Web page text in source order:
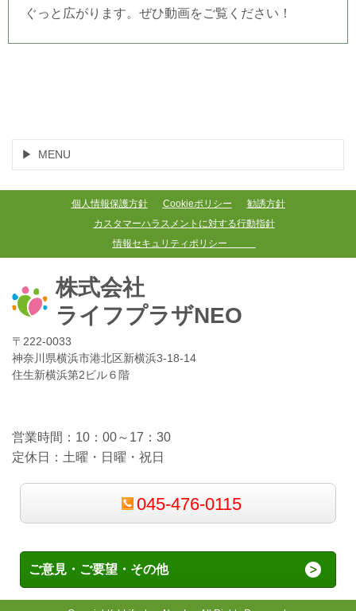
ぐっと広がります。 ぜひ動画をご覧ください！
MENU
個人情報保護方針 Cookieポリシー
勧誘方針
カスタマーハラスメントに対する行動指針
情報セキュリティポリシー
株式会社
ライフプラザNEO
〒222-0033
神奈川県横浜市港北区新横浜3-18-14
住生新横浜第2ビル６階
営業時間：10：00～17：30
定休日：土曜・日曜・祝日
045-476-0115
ご意見・ご要望・その他